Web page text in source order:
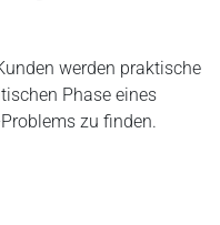
werden praktische
Phase eines
zu finden.